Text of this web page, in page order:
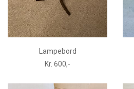
Lampebord
Kr. 600,-